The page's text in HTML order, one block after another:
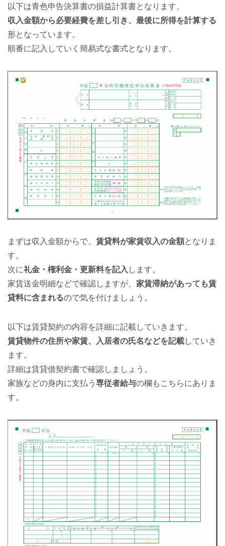
以下は青色申告決算書の損益計算書となります。
収入金額から必要経費を差し引き、最後に所得を計算する
形となっています。
順番に記入していく簡易式な書式となります。
まずは収入金額からで、 賃貸料が家賃収入の金額となりま
す。
次に礼金・権利金・更新料を記入 します。
家賃送金明細などで確認しますが、 家賃滞納があっても賃
貸料に含まれるので気を付けましょう。
以下は賃貸契約の内容を詳細に記載していきます。
賃貸物件の住所や家賃、入居者の氏名などを記載していき
ます。
詳細は賃貸借契約書で確認しましょう。
家族などの身内に支払う 専従者給与の欄もこちらにありま
す。